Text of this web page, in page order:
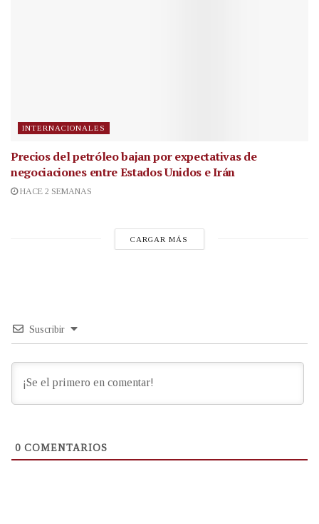
INTERNACIONALES
Precios del petróleo bajan por expectativas de
negociaciones entre Estados Unidos e Irán
HACE 2 SEMANAS
CARGAR MÁS
Suscribir
0 COMENTARIOS